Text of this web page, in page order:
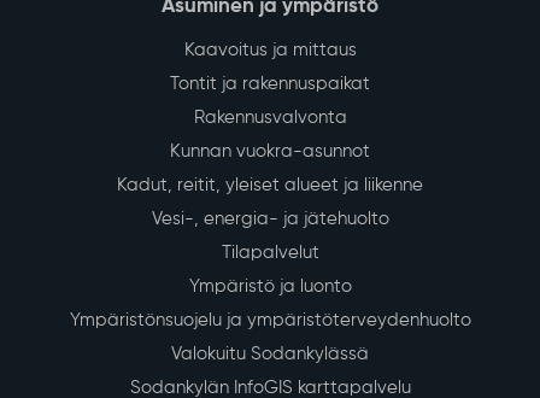
Asuminen ja ympäristö
Kaavoitus ja mittaus
Tontit ja rakennuspaikat
Rakennusvalvonta
Kunnan vuokra-asunnot
Kadut, reitit, yleiset alueet ja liikenne
Vesi-, energia- ja jätehuolto
Tilapalvelut
Ympäristö ja luonto
Ympäristönsuojelu ja ympäristöterveydenhuolto
Valokuitu Sodankylässä
Sodankylän InfoGIS karttapalvelu